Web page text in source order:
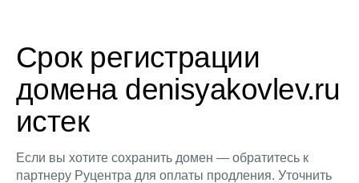
Срок регистрации
домена denisyakovlev.ru
истек
Если вы хотите сохранить домен — обратитесь к
партнеру Руцентра для оплаты продления. Уточнить